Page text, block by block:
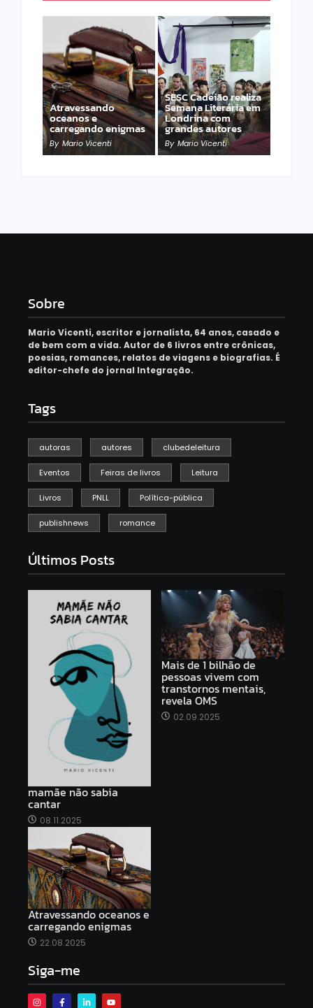
Atravessando
oceanos e
carregando enigmas
By Mario Vicenti
SESC Cadeião realiza
Semana Literária em
Londrina com
grandes autores
By Mario Vicenti
Sobre
Mario Vicenti, escritor e jornalista, 64 anos, casado e
de bem com a vida. Autor de 6 livros entre crônicas,
poesias, romances, relatos de viagens e biografias. É
editor-chefe do jornal Integração.
Tags
autoras autores clubedeleitura
Eventos Feiras de livros Leitura
Livros PNLL Política-pública
publishnews romance
Últimos Posts
mamãe não sabia
cantar
08.11.2025
Mais de 1 bilhão de
pessoas vivem com
transtornos mentais,
revela OMS
02.09.2025
Atravessando oceanos e
carregando enigmas
22.08.2025
Siga-me